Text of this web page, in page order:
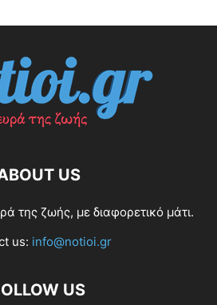
US
της ζωής, με διαφορετικό μάτι.
us: info@notioi.gr
US